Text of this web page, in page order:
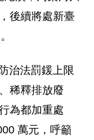
後續將處新臺
治法罰鍰上限
稀釋排放廢
為都加重處
萬元，呼籲